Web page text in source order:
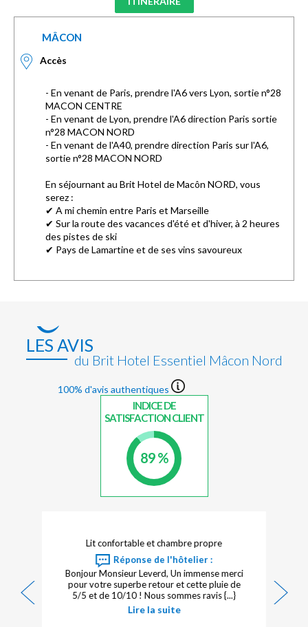
MÂCON
Accès
- En venant de Paris, prendre l'A6 vers Lyon, sortie n°28
MACON CENTRE
- En venant de Lyon, prendre l'A6 direction Paris sortie
n°28 MACON NORD
- En venant de l'A40, prendre direction Paris sur l'A6,
sortie n°28 MACON NORD
En séjournant au Brit Hotel de Macôn NORD, vous
serez :
✔ A mi chemin entre Paris et Marseille
✔ Sur la route des vacances d'été et d'hiver, à 2 heures
des pistes de ski
✔ Pays de Lamartine et de ses vins savoureux
LES AVIS
du Brit Hotel Essentiel Mâcon Nord
100% d'avis authentiques
INDICE DE
SATISFACTION CLIENT
89 %
Lit confortable et chambre propre
Réponse de l'hôtelier :
Bonjour Monsieur Leverd, Un immense merci
pour votre superbe retour et cette pluie de
5/5 et de 10/10 ! Nous sommes ravis {...}
Lire la suite